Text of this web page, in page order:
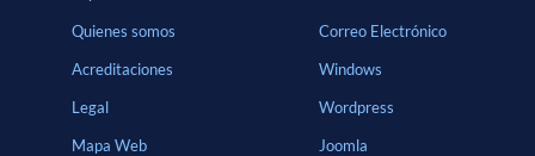
Quienes somos
Acreditaciones
Legal
Mapa Web
Correo Electrónico
Windows
Wordpress
Joomla